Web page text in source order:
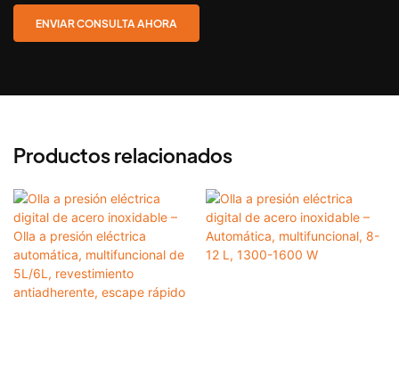
ENVIAR CONSULTA AHORA
Productos relacionados